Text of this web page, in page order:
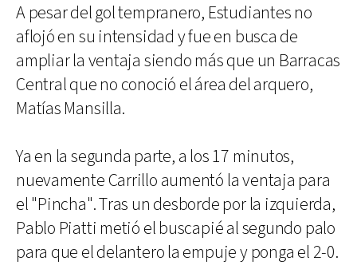
A pesar del gol tempranero, Estudiantes no
aflojó en su intensidad y fue en busca de
ampliar la ventaja siendo más que un Barracas
Central que no conoció el área del arquero,
Matías Mansilla.
Ya en la segunda parte, a los 17 minutos,
nuevamente Carrillo aumentó la ventaja para
el "Pincha". Tras un desborde por la izquierda,
Pablo Piatti metió el buscapié al segundo palo
para que el delantero la empuje y ponga el 2-0.